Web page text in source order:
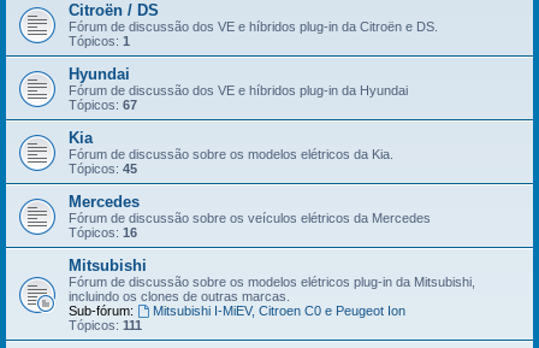
Citroën / DS
Fórum de discussão dos VE e híbridos plug-in da Citroën e DS.
Tópicos: 1
Hyundai
Fórum de discussão dos VE e híbridos plug-in da Hyundai
Tópicos: 67
Kia
Fórum de discussão sobre os modelos elétricos da Kia.
Tópicos: 45
Mercedes
Fórum de discussão sobre os veículos elétricos da Mercedes
Tópicos: 16
Mitsubishi
Fórum de discussão sobre os modelos elétricos plug-in da Mitsubishi,
incluindo os clones de outras marcas.
Sub-fórum:
Mitsubishi I-MiEV, Citroen C0 e Peugeot Ion
Tópicos: 111